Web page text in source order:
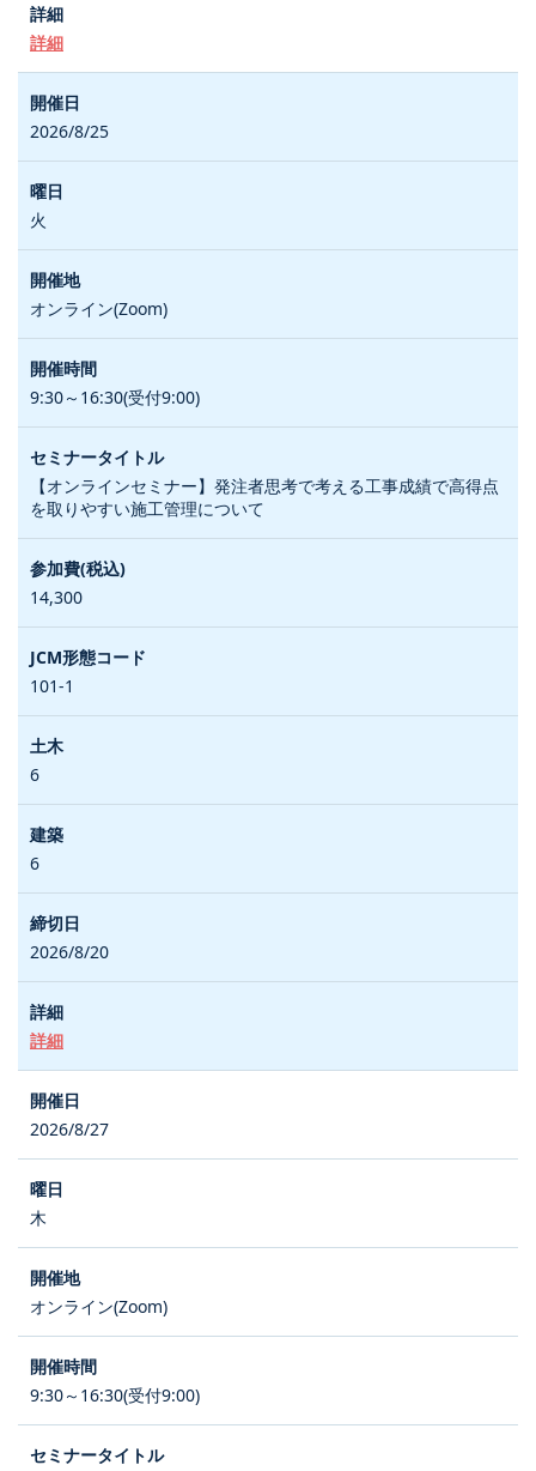
詳細
2026/8/25
火
オンライン(Zoom)
9:30～16:30(受付9:00)
【オンラインセミナー】発注者思考で考える工事成績で高得点
を取りやすい施工管理について
14,300
101-1
6
6
2026/8/20
詳細
2026/8/27
木
オンライン(Zoom)
9:30～16:30(受付9:00)